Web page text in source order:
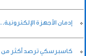
إدمان الأجهزة